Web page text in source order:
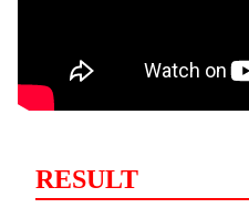
RESULT